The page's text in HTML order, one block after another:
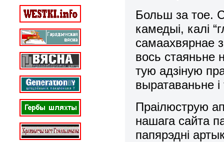
Больш за тое.
камедыі, калі
самаахвярнае
вось стаяньне
тую адзіную
выратаваньне
Праілюструю
нашага сайта
папярэдні